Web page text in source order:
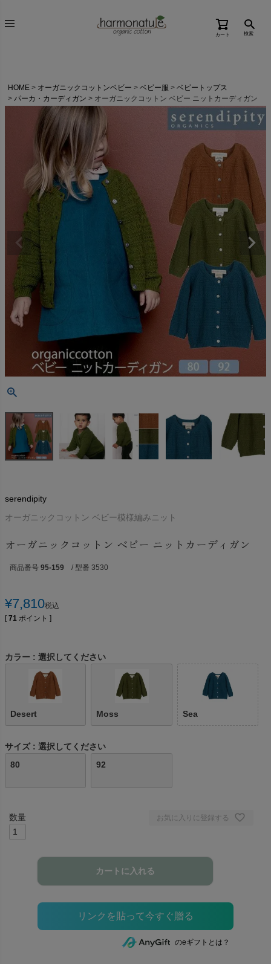
カート 検索
HOME オーガニックコットンベビー ベビー服
ベビートップス
パーカ・カーディガン
オーガニックコットン ベビー ニットカーディガン
serendipity
オーガニックコットン ベビー模様編みニット
オーガニックコットン ベビー ニットカーディガン
商品番号 95-159 / 型番 3530
¥7,810税込
[ 71 ポイント ]
カラー 選択してください
Desert Moss Sea
サイズ
選択してください
80
92
お気に入りに登録する
カートに入れる
のeギフトとは？